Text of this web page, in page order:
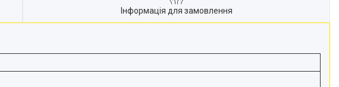
Інформація для замовлення